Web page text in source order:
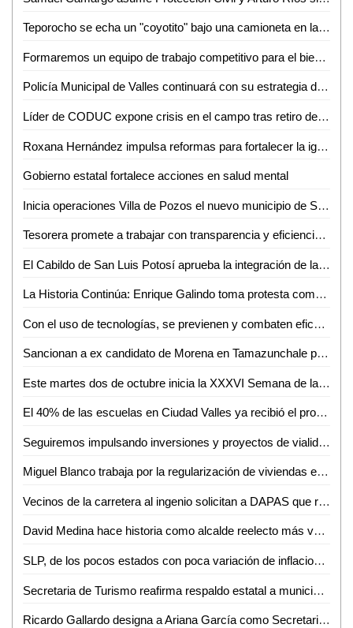
Teporocho se echa un "coyotito" bajo una camioneta en la zona centro de Valles
Formaremos un equipo de trabajo competitivo para el bienestar de los vallenses : Contreras Malibrán
Policía Municipal de Valles continuará con su estrategia de proximidad social
Líder de CODUC expone crisis en el campo tras retiro de subsidios federales
Roxana Hernández impulsa reformas para fortalecer la igualdad de género en SLP
Gobierno estatal fortalece acciones en salud mental
Inicia operaciones Villa de Pozos el nuevo municipio de SLP
Tesorera promete a trabajar con transparencia y eficiencia en el manejo de recursos en Ciudad Valles
El Cabildo de San Luis Potosí aprueba la integración de las Comisiones Permanentes para el periodo 2024-2027
La Historia Continúa: Enrique Galindo toma protesta como Alcalde reelecto
Con el uso de tecnologías, se previenen y combaten eficazmente los delitos en San Luis Potosí
Sancionan a ex candidato de Morena en Tamazunchale por poner publicidad en edificios públicos
Este martes dos de octubre inicia la XXXVI Semana de la Comunicación de la FCC de la UASLP
El 40% de las escuelas en Ciudad Valles ya recibió el programa de seguridad alimentaria: Medina Avendaño
Seguiremos impulsando inversiones y proyectos de vialidad en Ciudad Valles: David Medina
Miguel Blanco trabaja por la regularización de viviendas en Nuevo Tampaón
Vecinos de la carretera al ingenio solicitan a DAPAS que rehabilite el desagüe
David Medina hace historia como alcalde reelecto más votado en Ciudad Valles
SLP, de los pocos estados con poca variación de inflacionaria
Secretaria de Turismo reafirma respaldo estatal a municipios
Ricardo Gallardo designa a Ariana García como Secretaria de Finanzas